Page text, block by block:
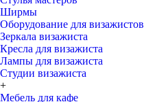
Ширмы
Оборудование для визажистов
Зеркала визажиста
Кресла для визажиста
Лампы для визажиста
Студии визажиста
+
Мебель для кафе